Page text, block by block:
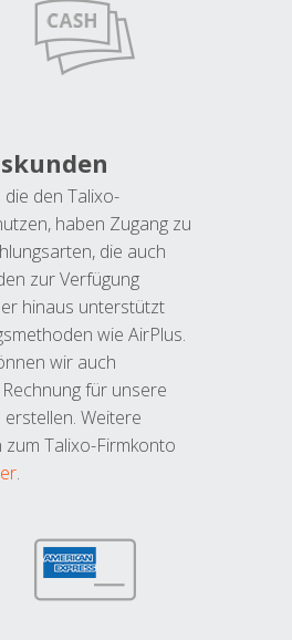
den Talixo-
haben Zugang zu
die auch
zur Verfügung
hinaus unterstützt
wie AirPlus.
wir auch
für unsere
Weitere
Talixo-Firmkonto
.